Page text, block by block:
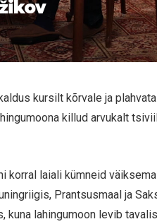
kursilt kõrvale ja
killud arvukalt
korral laiali kümneid
Prantsusmaal ja
lahingumoon levib